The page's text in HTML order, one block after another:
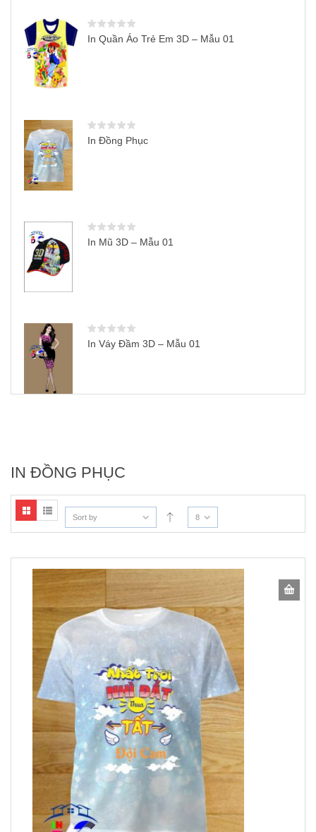
In Quần Áo Trẻ Em 3D – Mẫu 01
In Đồng Phục
In Mũ 3D – Mẫu 01
In Váy Đầm 3D – Mẫu 01
IN ĐỒNG PHỤC
Sort by 8